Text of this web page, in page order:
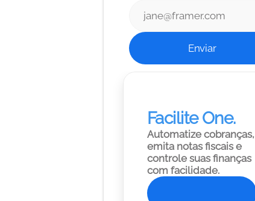
Enviar
Facilite One.
Automatize cobranças,
emita notas fiscais e
controle suas finanças
com facilidade.